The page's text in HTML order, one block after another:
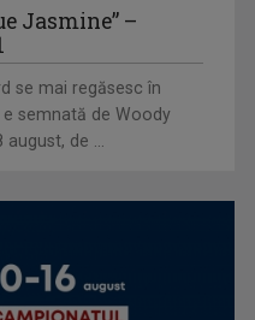
cu cinci straturi de bezea
Jasmine” –
se mai regăsesc în
semnată de Woody
de ...